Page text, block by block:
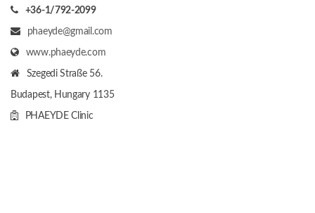
+36-1/792-2099
phaeyde@gmail.com
www.phaeyde.com
Szegedi Straße 56.
Budapest, Hungary 1135
PHAEYDE Clinic